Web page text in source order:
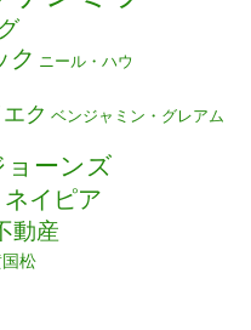
ク ニール・ハウ
ク ベンジャミン・グレアム
ーンズ
イピア
動産
松